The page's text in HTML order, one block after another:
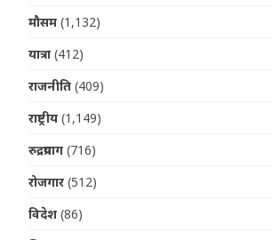
मौसम (1,132)
यात्रा (412)
राजनीति (409)
राष्ट्रीय (1,149)
रुद्रप्रयाग (716)
रोजगार (512)
विदेश (86)